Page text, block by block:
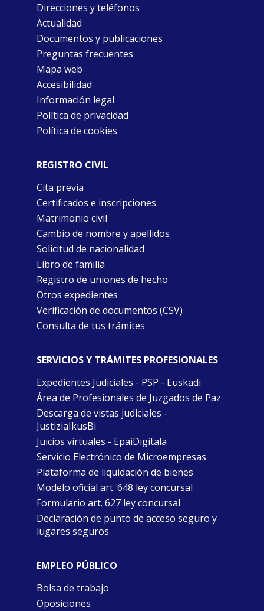
Direcciones y teléfonos
Actualidad
Documentos y publicaciones
Preguntas frecuentes
Mapa web
Accesibilidad
Información legal
Política de privacidad
Política de cookies
REGISTRO CIVIL
Cita previa
Certificados e inscripciones
Matrimonio civil
Cambio de nombre y apellidos
Solicitud de nacionalidad
Libro de familia
Registro de uniones de hecho
Otros expedientes
Verificación de documentos (CSV)
Consulta de tus trámites
SERVICIOS Y TRÁMITES PROFESIONALES
Expedientes Judiciales - PSP - Euskadi
Área de Profesionales de Juzgados de Paz
Descarga de vistas judiciales -
JustiziaIkusBi
Juicios virtuales - EpaiDigitala
Servicio Electrónico de Microempresas
Plataforma de liquidación de bienes
Modelo oficial art. 648 ley concursal
Formulario art. 627 ley concursal
Declaración de punto de acceso seguro y
lugares seguros
EMPLEO PÚBLICO
Bolsa de trabajo
Oposiciones